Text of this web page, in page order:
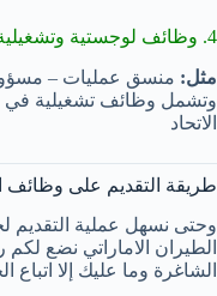
4. وظائف لوجستية وتشغيلية
مثل: منسق عمليات –
وتشمل وظائف تشغيلية
الاتحاد
طريقة التقديم على وظائف
وحتى نسهل عملية التقديم
الطيران الاماراتي نضع
الشاغرة وما عليك إلا اتباع